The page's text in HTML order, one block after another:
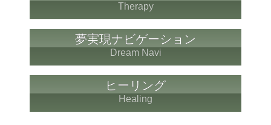
Therapy
夢実現ナビゲーション
Dream Navi
ヒーリング
Healing